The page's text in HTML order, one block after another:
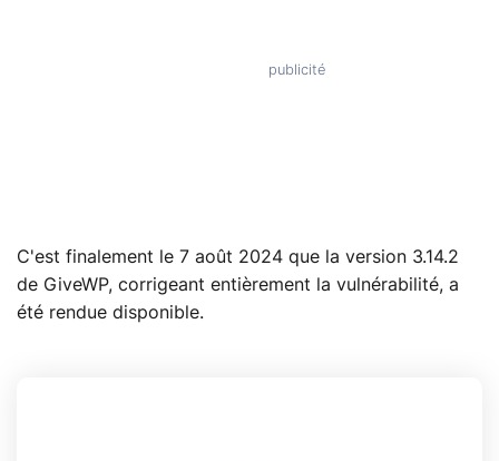
C'est finalement le 7 août 2024 que la version 3.14.2
de GiveWP, corrigeant entièrement la vulnérabilité, a
été rendue disponible.